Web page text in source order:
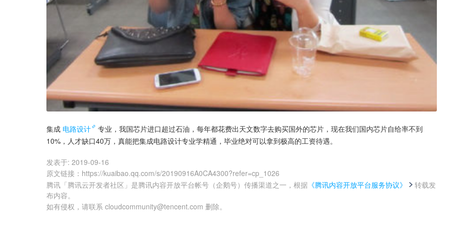
集成 电路设计
专业，我国芯片进口超过石油，每年都花费出天文数字去购买国外的芯片，现在我们国内芯片自给率不到
10%，人才缺口40万，真能把集成电路设计专业学精通，毕业绝对可以拿到极高的工资待遇。
发表于: 2019-09-16
原文链接 ： https://kuaibao.qq.com/s/20190916A0CA4300?refer=cp_1026
腾讯「腾讯云开发者社区」是腾讯内容开放平台帐号（企鹅号）传播渠道之一，根据 《腾讯内容开放平台服务协议》
转载发
布内容。
如有侵权，请联系 cloudcommunity@tencent.com 删除。